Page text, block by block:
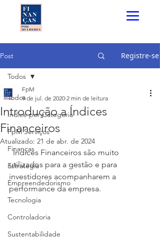
Post Registre-se
Todos
Índice por Categoria
FpM Serviços
Finanças
Estratégia
Empreendedorismo
Tecnologia
Controladoria
Sustentabilidade
Todos
Introdução a Índices
Financeiros
FpM
9 de jul. de 2020 2 min de leitura
Atualizado: 21 de abr. de 2024
  Índices Financeiros são muito
utilizados para a gestão e para
investidores acompanharem a
performance da empresa.